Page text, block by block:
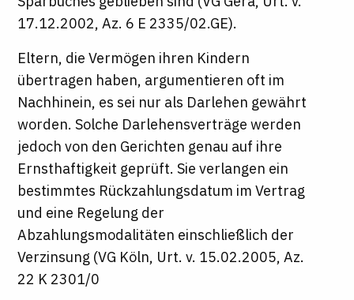
17.12.2002, Az. 6 E 2335/02.GE).
Eltern, die Vermögen ihren Kindern
übertragen haben, argumentieren oft im
Nachhinein, es sei nur als Darlehen gewährt
worden. Solche Darlehensverträge werden
jedoch von den Gerichten genau auf ihre
Ernsthaftigkeit geprüft. Sie verlangen ein
bestimmtes Rückzahlungsdatum im Vertrag
und eine Regelung der
Abzahlungsmodalitäten einschließlich der
Verzinsung (VG Köln, Urt. v. 15.02.2005, Az.
22 K 2301/0